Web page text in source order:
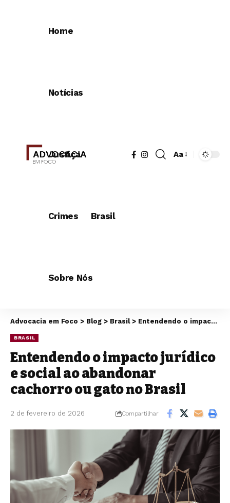
Home
Notícias
Justiça
Crimes Brasil
Sobre Nós
Aa
Advocacia em Foco > Blog > Brasil> Entendendo o impacto jurídico e social ao abandonar cachorro ou gato no Brasil
BRASIL
Entendendo o impacto jurídico
e social ao abandonar
cachorro ou gato no Brasil
2 de fevereiro de 2026 Compartilhar